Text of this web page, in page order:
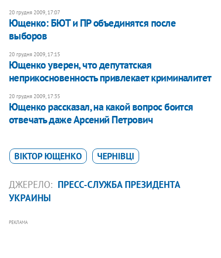
20 грудня 2009, 17:07
Ющенко: БЮТ и ПР объединятся после
выборов
20 грудня 2009, 17:15
Ющенко уверен, что депутатская
неприкосновенность привлекает криминалитет
20 грудня 2009, 17:35
Ющенко рассказал, на какой вопрос боится
отвечать даже Арсений Петрович
ВІКТОР ЮЩЕНКО ЧЕРНІВЦІ
ДЖЕРЕЛО: ПРЕСС-СЛУЖБА ПРЕЗИДЕНТА
УКРАИНЫ
РЕКЛАМА